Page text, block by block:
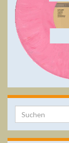
Search for: